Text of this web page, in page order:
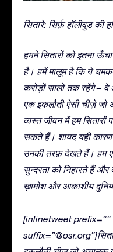
सितारे: सिर्फ़ हॉलीवुड की
हमने सितारों को इतना
है। हमें मालूम है कि ये
करोड़ों सालों तक रहेंगे –
एक इकलौती ऐसी चीज़े जो
व्यस्त जीवन में हम
सकते हैं। शायद यही कारण
उनकी तरफ़ देखते हैं। हम
सुन्दरता को निहारते हैं
ख़ामोश और आकाशीय
[inlinetweet prefix=””